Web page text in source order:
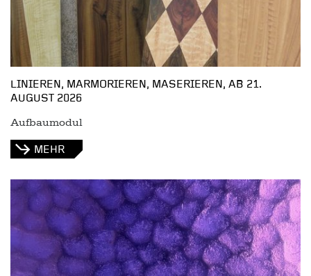
LINIEREN, MARMORIEREN, MASERIEREN, AB 21.
AUGUST 2026
Aufbaumodul
MEHR